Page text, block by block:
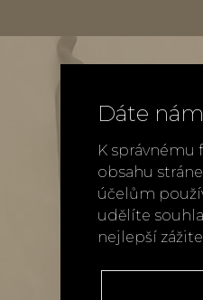
Dáte
K
obsahu
účelům
udělíte
nejlepší